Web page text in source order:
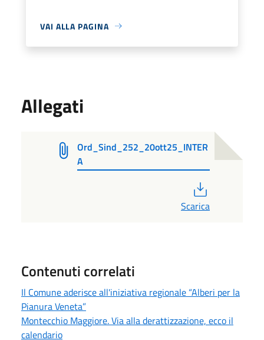
VAI ALLA PAGINA
Allegati
Ord_Sind_252_20ott25_INTER
A
Scarica
Contenuti correlati
Il Comune aderisce all'iniziativa regionale “Alberi per la
Pianura Veneta”
Montecchio Maggiore. Via alla derattizzazione, ecco il
calendario